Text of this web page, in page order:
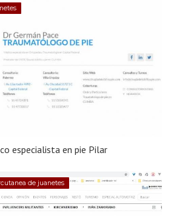
especialista en pie Pilar
de juanetes